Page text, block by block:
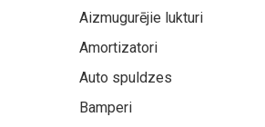
Aizmugurējie lukturi
Amortizatori
Auto spuldzes
Bamperi